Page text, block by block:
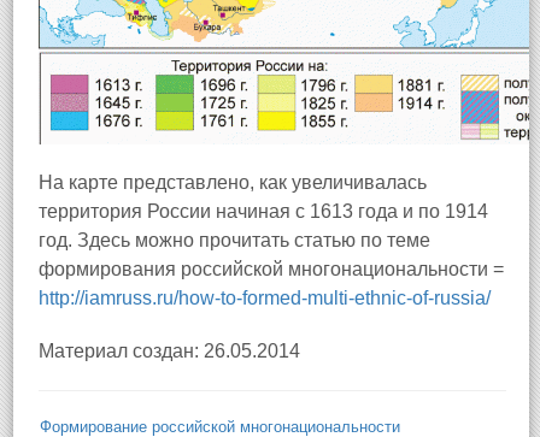
На карте представлено, как увеличивалась
территория России начиная с 1613 года и по 1914
год. Здесь можно прочитать статью по теме
формирования российской многонациональности =
http://iamruss.ru/how-to-formed-multi-ethnic-of-russia/
Материал создан: 26.05.2014
Формирование российской многонациональности